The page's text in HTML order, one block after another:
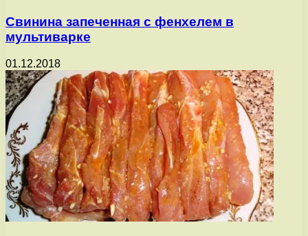
Свинина запеченная с фенхелем в
мультиварке
01.12.2018